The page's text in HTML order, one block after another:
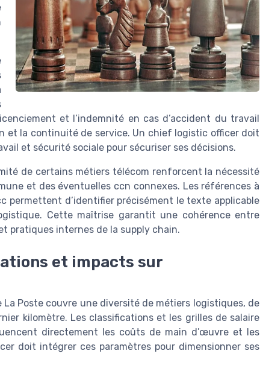
et l’indemnité en cas d’accident du travail
la continuité de service. Un chief logistic officer doit
et sécurité sociale pour sécuriser ses décisions.
de certains métiers télécom renforcent la nécessité
et des éventuelles ccn connexes. Les références à
permettent d’identifier précisément le texte applicable
Cette maîtrise garantit une cohérence entre
pratiques internes de la supply chain.
et impacts sur
Poste couvre une diversité de métiers logistiques, de
kilomètre. Les classifications et les grilles de salaire
directement les coûts de main d’œuvre et les
doit intégrer ces paramètres pour dimensionner ses